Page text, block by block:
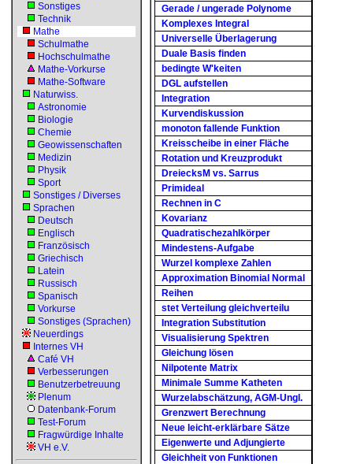
Sonstiges
Technik
Mathe
Schulmathe
Hochschulmathe
Mathe-Vorkurse
Mathe-Software
Naturwiss.
Astronomie
Biologie
Chemie
Geowissenschaften
Medizin
Physik
Sport
Sonstiges / Diverses
Sprachen
Deutsch
Englisch
Französisch
Griechisch
Latein
Russisch
Spanisch
Vorkurse
Sonstiges (Sprachen)
Neuerdings
Internes VH
Café VH
Verbesserungen
Benutzerbetreuung
Plenum
Datenbank-Forum
Test-Forum
Fragwürdige Inhalte
VH e.V.
Gerade / ungerade Polynome
Komplexes Integral
Universelle Überlagerung
Duale Basis finden
bedingte W'keiten
DGL aufstellen
Integration
Kurvendiskussion
monoton fallende Funktion
Kreisscheibe in einer Fläche
Rotation und Kreuzprodukt
DreiecksM vs. Sarrus
Primideal
Rechnen in C
Kovarianz
Quadratischezahlkörper
Mindestens-Aufgabe
Wurzel komplexe Zahlen
Approximation Binomial Normal
Reihen
stet Verteilung gleichverteilu
Integration Substitution
Visualisierung Spektren
Gleichung lösen
Nilpotente Matrix
Minimale Summe Katheten
Wurzelabschätzung, AGM-Ungl.
Grenzwert Berechnung
Neue leicht-erklärbare Sätze
Eigenwerte und Adjungierte
Gleichheit von Funktionen